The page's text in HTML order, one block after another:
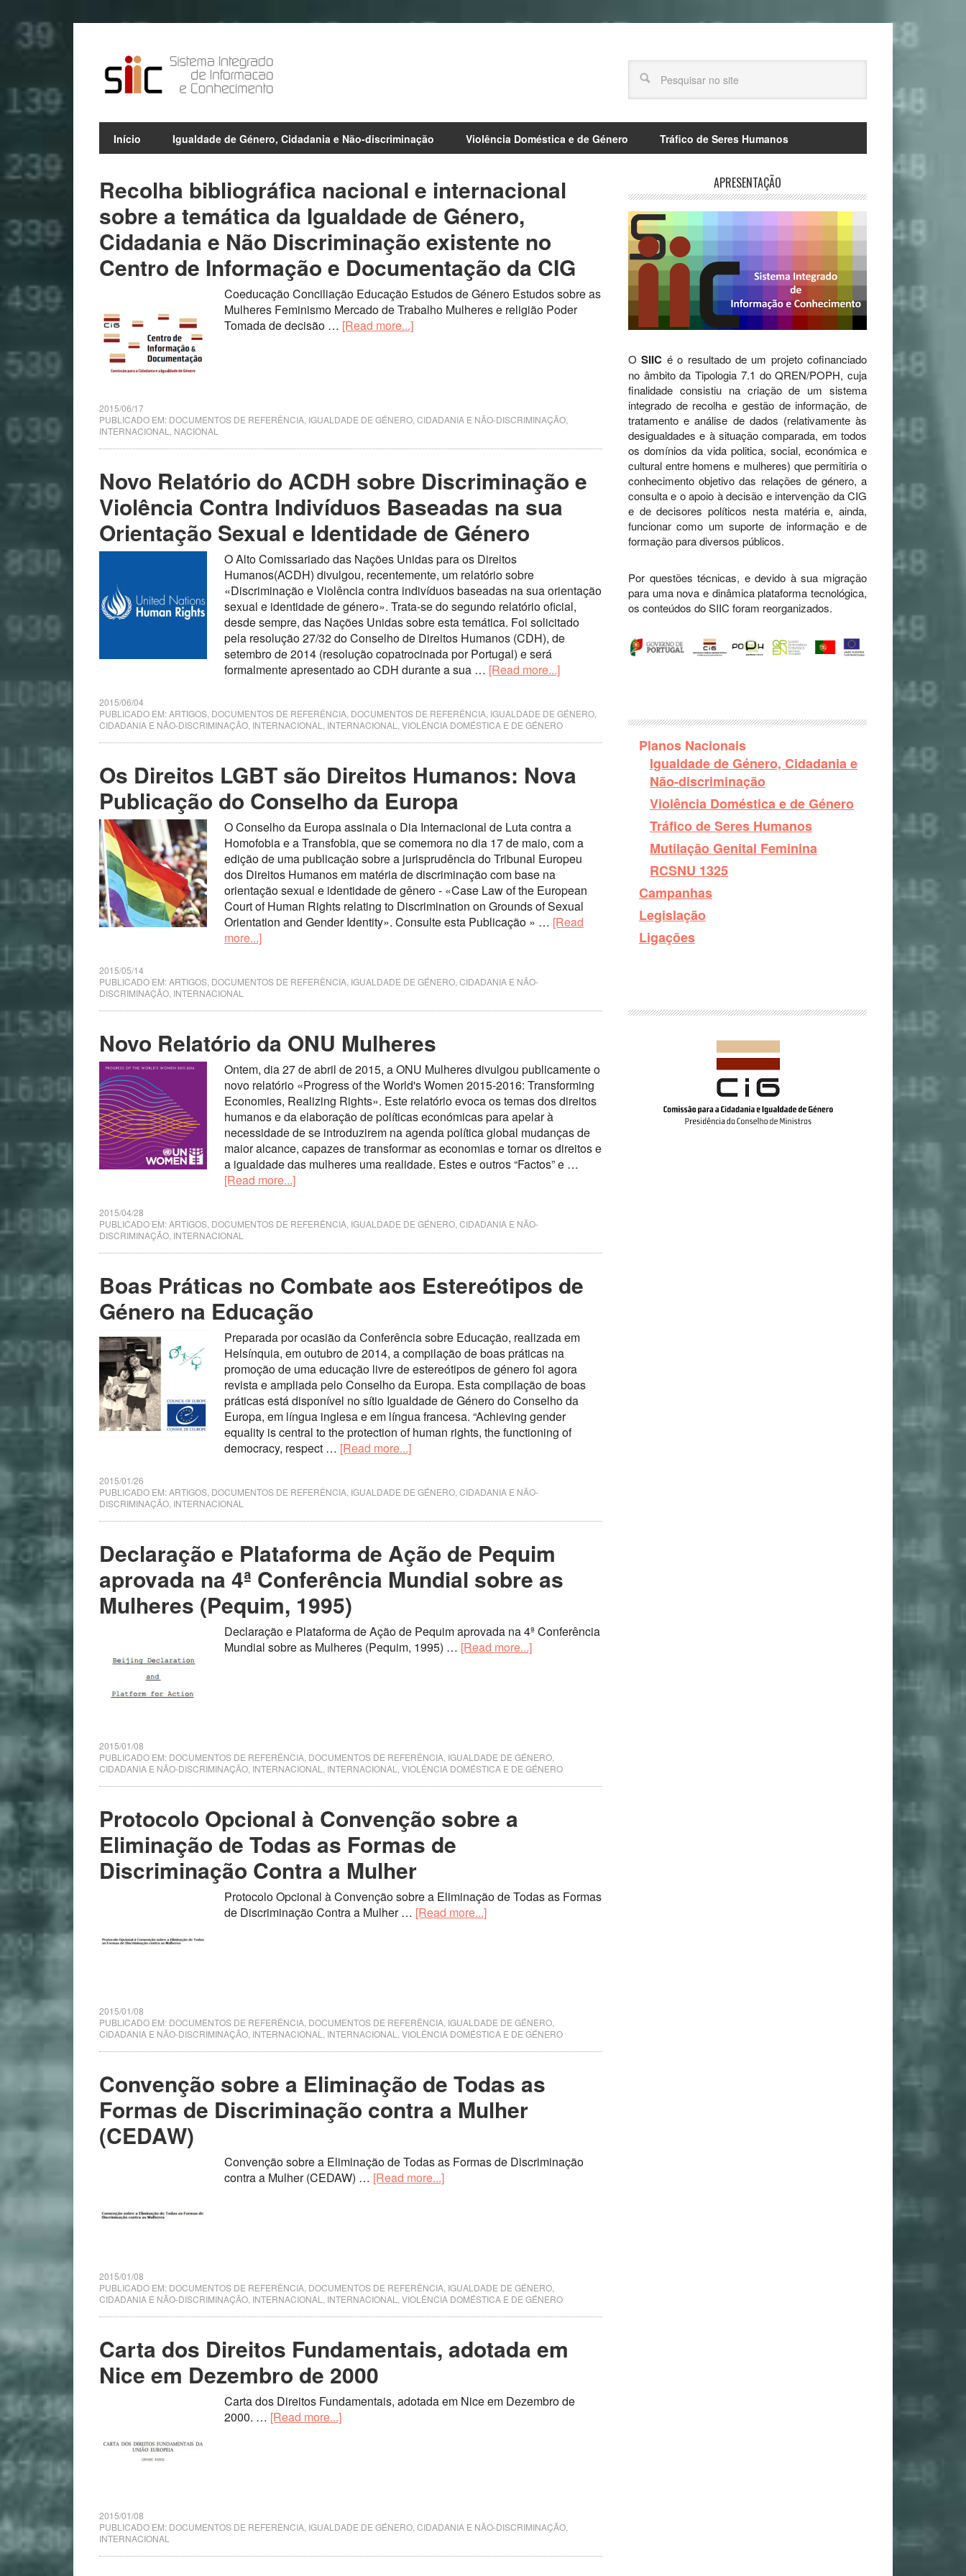
Início Igualdade de Género, Cidadania e Não-discriminação Violência Doméstica e de Género Tráfico de Seres Humanos
Recolha bibliográfica nacional e internacional
sobre a temática da Igualdade de Género,
Cidadania e Não Discriminação existente no
Centro de Informação e Documentação da CIG
Coeducação Conciliação Educação Estudos de Género Estudos sobre as
Mulheres Feminismo Mercado de Trabalho Mulheres e religião Poder
Tomada de decisão … [Read more...]
2015/06/17
PUBLICADO EM: DOCUMENTOS DE REFERÊNCIA IGUALDADE DE GÉNERO, CIDADANIA E NÃO-DISCRIMINAÇÃO
INTERNACIONAL
NACIONAL
Novo Relatório do ACDH sobre Discriminação e
Violência Contra Indivíduos Baseadas na sua
Orientação Sexual e Identidade de Género
O Alto Comissariado das Nações Unidas para os Direitos
Humanos(ACDH) divulgou, recentemente, um relatório sobre
«Discriminação e Violência contra indivíduos baseadas na sua orientação
sexual e identidade de género». Trata-se do segundo relatório oficial,
desde sempre, das Nações Unidas sobre esta temática. Foi solicitado
pela resolução 27/32 do Conselho de Direitos Humanos (CDH), de
setembro de 2014 (resolução copatrocinada por Portugal) e será
formalmente apresentado ao CDH durante a sua … [Read more...]
2015/06/04
PUBLICADO EM:ARTIGOS DOCUMENTOS DE REFERÊNCIA DOCUMENTOS DE REFERÊNCIA IGUALDADE DE GÉNERO,
CIDADANIA E NÃO-DISCRIMINAÇÃO INTERNACIONAL INTERNACIONAL VIOLÊNCIA DOMÉSTICA E DE GÉNERO
Os Direitos LGBT são Direitos Humanos: Nova
Publicação do Conselho da Europa
O Conselho da Europa assinala o Dia Internacional de Luta contra a
Homofobia e a Transfobia, que se comemora no dia 17 de maio, com a
edição de uma publicação sobre a jurisprudência do Tribunal Europeu
dos Direitos Humanos em matéria de discriminação com base na
orientação sexual e identidade de gênero - «Case Law of the European
Court of Human Rights relating to Discrimination on Grounds of Sexual
Orientation and Gender Identity». Consulte esta Publicação » … [Read
more...]
2015/05/14
PUBLICADO EM:ARTIGOS DOCUMENTOS DE REFERÊNCIA IGUALDADE DE GÉNERO, CIDADANIA E NÃO-
DISCRIMINAÇÃO INTERNACIONAL
Novo Relatório da ONU Mulheres
Ontem, dia 27 de abril de 2015, a ONU Mulheres divulgou publicamente o
novo relatório «Progress of the World's Women 2015-2016: Transforming
Economies, Realizing Rights». Este relatório evoca os temas dos direitos
humanos e da elaboração de políticas económicas para apelar à
necessidade de se introduzirem na agenda política global mudanças de
maior alcance, capazes de transformar as economias e tornar os direitos e
a igualdade das mulheres uma realidade. Estes e outros “Factos” e …
[Read more...]
2015/04/28
PUBLICADO EM:ARTIGOS DOCUMENTOS DE REFERÊNCIA IGUALDADE DE GÉNERO, CIDADANIA E NÃO-
DISCRIMINAÇÃO INTERNACIONAL
Boas Práticas no Combate aos Estereótipos de
Género na Educação
Preparada por ocasião da Conferência sobre Educação, realizada em
Helsínquia, em outubro de 2014, a compilação de boas práticas na
promoção de uma educação livre de estereótipos de género foi agora
revista e ampliada pelo Conselho da Europa. Esta compilação de boas
práticas está disponível no sítio Igualdade de Género do Conselho da
Europa, em língua inglesa e em língua francesa. “Achieving gender
equality is central to the protection of human rights, the functioning of
democracy, respect … [Read more...]
2015/01/26
PUBLICADO EM:ARTIGOS DOCUMENTOS DE REFERÊNCIA IGUALDADE DE GÉNERO, CIDADANIA E NÃO-
DISCRIMINAÇÃO INTERNACIONAL
Declaração e Plataforma de Ação de Pequim
aprovada na 4ª Conferência Mundial sobre as
Mulheres (Pequim, 1995)
Declaração e Plataforma de Ação de Pequim aprovada na 4ª Conferência
Mundial sobre as Mulheres (Pequim, 1995) … [Read more...]
2015/01/08
PUBLICADO EM: DOCUMENTOS DE REFERÊNCIA DOCUMENTOS DE REFERÊNCIA IGUALDADE DE GÉNERO,
CIDADANIA E NÃO-DISCRIMINAÇÃO INTERNACIONAL INTERNACIONAL VIOLÊNCIA DOMÉSTICA E DE GÉNERO
Protocolo Opcional à Convenção sobre a
Eliminação de Todas as Formas de
Discriminação Contra a Mulher
Protocolo Opcional à Convenção sobre a Eliminação de Todas as Formas
de Discriminação Contra a Mulher … [Read more...]
2015/01/08
PUBLICADO EM: DOCUMENTOS DE REFERÊNCIA DOCUMENTOS DE REFERÊNCIA IGUALDADE DE GÉNERO,
CIDADANIA E NÃO-DISCRIMINAÇÃO INTERNACIONAL INTERNACIONAL VIOLÊNCIA DOMÉSTICA E DE GÉNERO
Convenção sobre a Eliminação de Todas as
Formas de Discriminação contra a Mulher
(CEDAW)
Convenção sobre a Eliminação de Todas as Formas de Discriminação
contra a Mulher (CEDAW) … [Read more...]
2015/01/08
PUBLICADO EM: DOCUMENTOS DE REFERÊNCIA DOCUMENTOS DE REFERÊNCIA IGUALDADE DE GÉNERO,
CIDADANIA E NÃO-DISCRIMINAÇÃO INTERNACIONAL INTERNACIONAL VIOLÊNCIA DOMÉSTICA E DE GÉNERO
Carta dos Direitos Fundamentais, adotada em
Nice em Dezembro de 2000
Carta dos Direitos Fundamentais, adotada em Nice em Dezembro de
2000. … [Read more...]
2015/01/08
PUBLICADO EM: DOCUMENTOS DE REFERÊNCIA IGUALDADE DE GÉNERO, CIDADANIA E NÃO-DISCRIMINAÇÃO
INTERNACIONAL
APRESENTAÇÃO
OSIIC é o resultado de um projeto cofinanciado
no âmbito da Tipologia 7.1 do QREN/POPH, cuja
finalidade consistiu na criação de um sistema
integrado de recolha e gestão de informação, de
tratamento e análise de dados (relativamente às
desigualdades e à situação comparada, em todos
os domínios da vida politica, social, económica e
cultural entre homens e mulheres) que permitiria o
conhecimento objetivo das relações de género, a
consulta e o apoio à decisão e intervenção da CIG
e de decisores políticos nesta matéria e, ainda,
funcionar como um suporte de informação e de
formação para diversos públicos.
Por questões técnicas, e devido à sua migração
para uma nova e dinâmica plataforma tecnológica,
os conteúdos do SIIC foram reorganizados.
Planos Nacionais
Igualdade de Género, Cidadania e
Não-discriminação
Violência Doméstica e de Género
Tráfico de Seres Humanos
Mutilação Genital Feminina
RCSNU 1325
Campanhas
Legislação
Ligações